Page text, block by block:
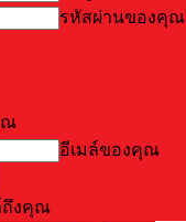
รหัสผ่านของคุณ
ณ
อีเมล์ของคุณ
ถึงคุณ